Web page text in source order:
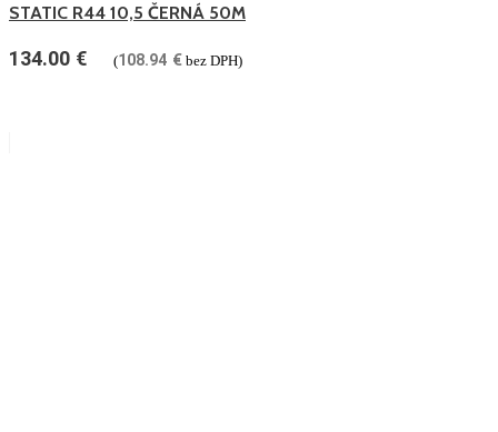
STATIC R44 10,5 ČERNÁ 50M
134.00 € (108.94 € bez DPH)